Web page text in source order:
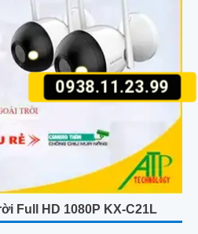
0938.11.23.99
Full HD 1080P KX-C21L